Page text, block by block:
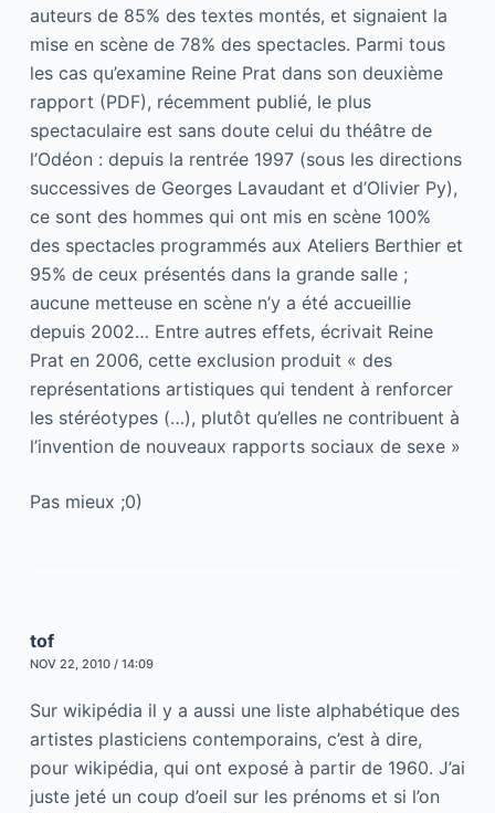
auteurs de 85% des textes montés, et signaient la
mise en scène de 78% des spectacles. Parmi tous
les cas qu’examine Reine Prat dans son deuxième
rapport (PDF), récemment publié, le plus
spectaculaire est sans doute celui du théâtre de
l’Odéon : depuis la rentrée 1997 (sous les directions
successives de Georges Lavaudant et d’Olivier Py),
ce sont des hommes qui ont mis en scène 100%
des spectacles programmés aux Ateliers Berthier et
95% de ceux présentés dans la grande salle ;
aucune metteuse en scène n’y a été accueillie
depuis 2002… Entre autres effets, écrivait Reine
Prat en 2006, cette exclusion produit « des
représentations artistiques qui tendent à renforcer
les stéréotypes (…), plutôt qu’elles ne contribuent à
l’invention de nouveaux rapports sociaux de sexe »
Pas mieux ;0)
tof
NOV 22, 2010 / 14:09
Sur wikipédia il y a aussi une liste alphabétique des
artistes plasticiens contemporains, c’est à dire,
pour wikipédia, qui ont exposé à partir de 1960. J’ai
juste jeté un coup d’oeil sur les prénoms et si l’on